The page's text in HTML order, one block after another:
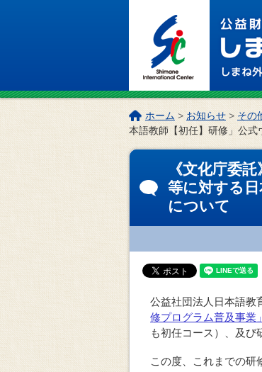
こ
の
ペ
ホーム >お知らせ> その
本語教師【初任】研修」公
《文化庁委
等に対する
について
公益社団法人日本語教
修プログラム普及事業」
も初任コース）、及び
この度、これまでの研